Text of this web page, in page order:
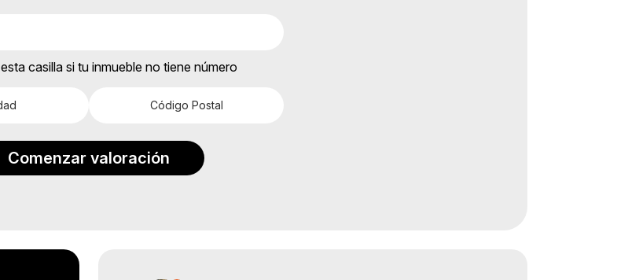
esta casillasi tu inmueble no tiene número
Comenzar valoración